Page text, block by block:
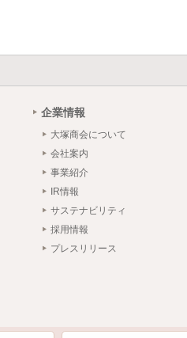
企業情報
大塚商会について
会社案内
事業紹介
IR情報
サステナビリティ
採用情報
プレスリリース